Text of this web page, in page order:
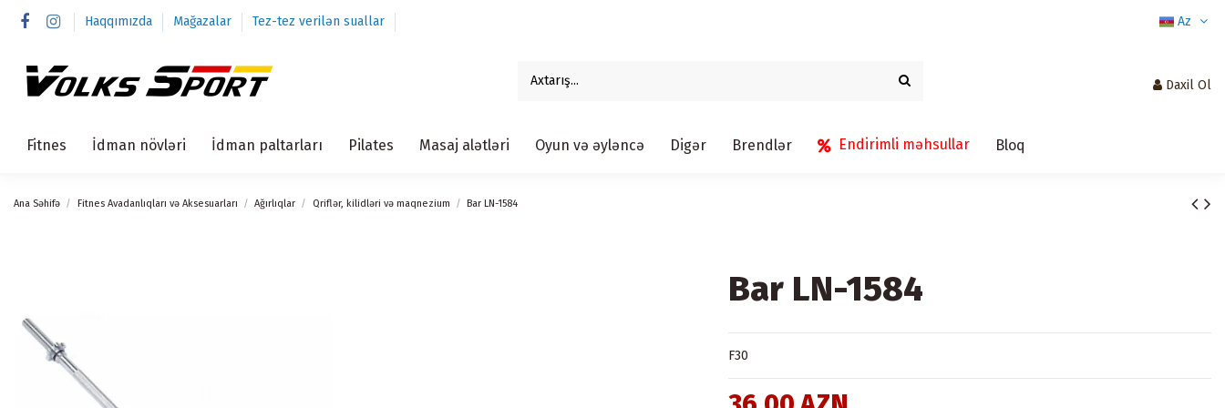
Haqqımızda Mağazalar Tez-tez verilən suallar Az
Daxil Ol
Fitnes İdman növləri İdman paltarları Pilates Masaj alətləri Oyun və əyləncə Digər Brendlər Endirimli məhsullar Bloq
Ana Səhifə Fitnes Avadanlıqları və Aksesuarları Ağırlıqlar Qriflər, kilidləri və maqnezium Bar LN-1584
Bar LN-1584
F30